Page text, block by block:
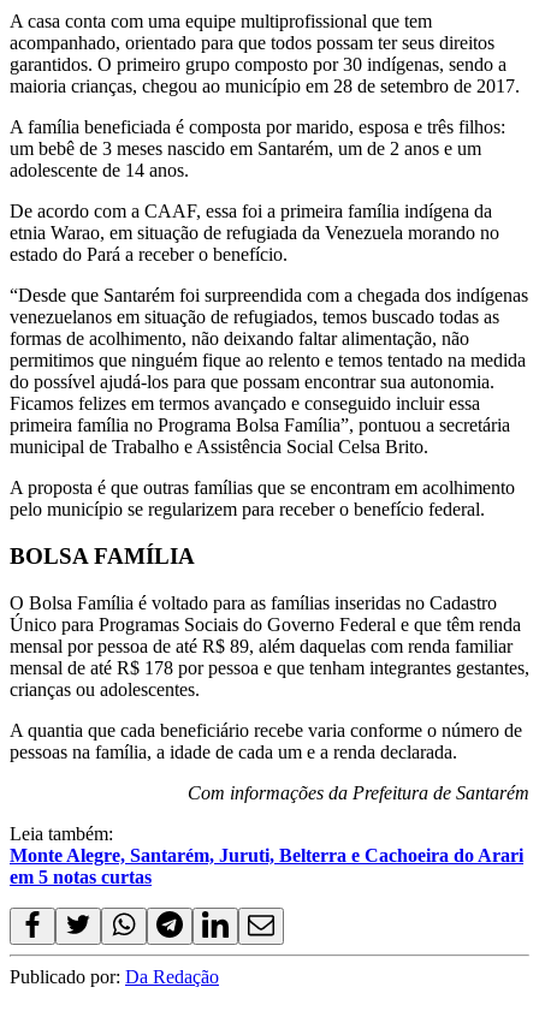
A casa conta com uma equipe multiprofissional que tem
acompanhado, orientado para que todos possam ter seus direitos
garantidos. O primeiro grupo composto por 30 indígenas, sendo a
maioria crianças, chegou ao município em 28 de setembro de 2017.
A família beneficiada é composta por marido, esposa e três filhos:
um bebê de 3 meses nascido em Santarém, um de 2 anos e um
adolescente de 14 anos.
De acordo com a CAAF, essa foi a primeira família indígena da
etnia Warao, em situação de refugiada da Venezuela morando no
estado do Pará a receber o benefício.
“Desde que Santarém foi surpreendida com a chegada dos indígenas
venezuelanos em situação de refugiados, temos buscado todas as
formas de acolhimento, não deixando faltar alimentação, não
permitimos que ninguém fique ao relento e temos tentado na medida
do possível ajudá-los para que possam encontrar sua autonomia.
Ficamos felizes em termos avançado e conseguido incluir essa
primeira família no Programa Bolsa Família”, pontuou a secretária
municipal de Trabalho e Assistência Social Celsa Brito.
A proposta é que outras famílias que se encontram em acolhimento
pelo município se regularizem para receber o benefício federal.
BOLSA FAMÍLIA
O Bolsa Família é voltado para as famílias inseridas no Cadastro
Único para Programas Sociais do Governo Federal e que têm renda
mensal por pessoa de até R$ 89, além daquelas com renda familiar
mensal de até R$ 178 por pessoa e que tenham integrantes gestantes,
crianças ou adolescentes.
A quantia que cada beneficiário recebe varia conforme o número de
pessoas na família, a idade de cada um e a renda declarada.
Com informações da Prefeitura de Santarém
Leia também:
Monte Alegre, Santarém, Juruti, Belterra e Cachoeira do Arari
em 5 notas curtas
Publicado por: Da Redação